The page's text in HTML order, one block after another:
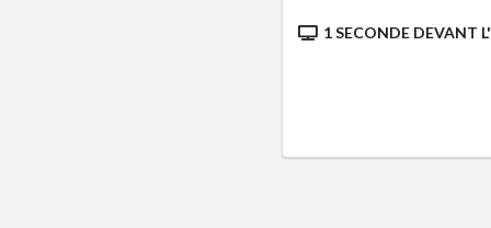
1 SECONDE DEVANT